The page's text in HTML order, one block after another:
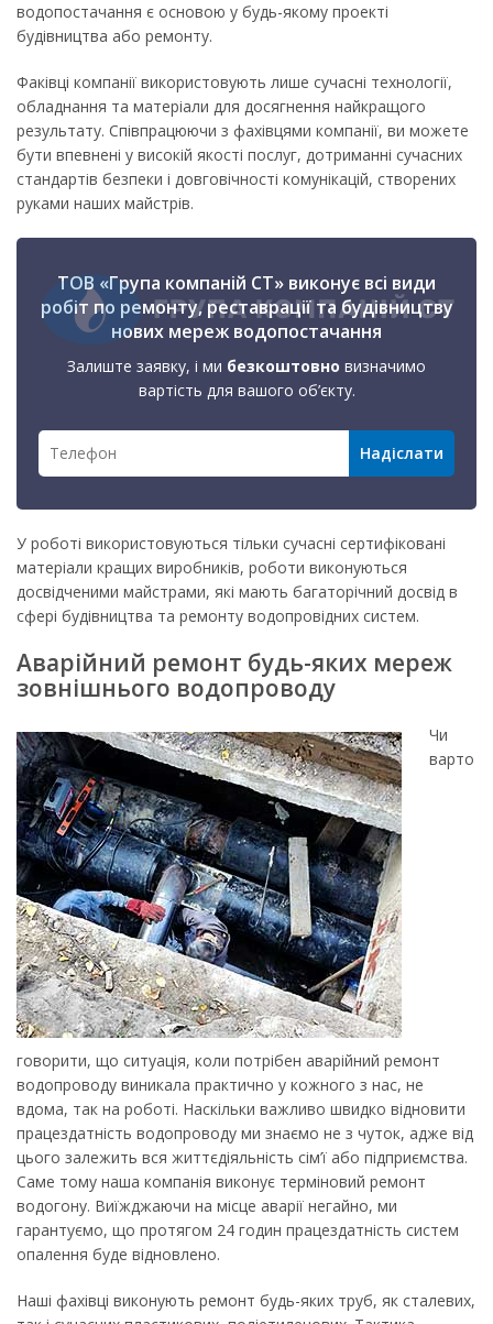
водопостачання є основою у будь-якому проекті
будівництва або ремонту.
Факівці компанії використовують лише сучасні технології,
обладнання та матеріали для досягнення найкращого
результату. Співпрацюючи з фахівцями компанії, ви можете
бути впевнені у високій якості послуг, дотриманні сучасних
стандартів безпеки і довговічності комунікацій, створених
руками наших майстрів.
ТОВ «Група компаній СТ» виконує всі види
робіт по ремонту, реставрації та будівництву
нових мереж водопостачання
Залиште заявку, і ми безкоштовно визначимо
вартість для вашого об’єкту.
У роботі використовуються тільки сучасні сертифіковані
матеріали кращих виробників, роботи виконуються
досвідченими майстрами, які мають багаторічний досвід в
сфері будівництва та ремонту водопровідних систем.
Аварійний ремонт будь-яких мереж
зовнішнього водопроводу
Чи
варто
говорити, що ситуація, коли потрібен аварійний ремонт
водопроводу виникала практично у кожного з нас, не
вдома, так на роботі. Наскільки важливо швидко відновити
працездатність водопроводу ми знаємо не з чуток, адже від
цього залежить вся життєдіяльність сім’ї або підприємства.
Саме тому наша компанія виконує терміновий ремонт
водогону. Виїжджаючи на місце аварії негайно, ми
гарантуємо, що протягом 24 годин працездатність систем
опалення буде відновлено.
Наші фахівці виконують ремонт будь-яких труб, як сталевих,